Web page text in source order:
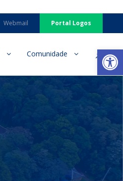
Webmail Portal Logos
Comunidade